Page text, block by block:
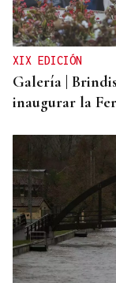
XIX EDICIÓN
Galería |
inaugurar la